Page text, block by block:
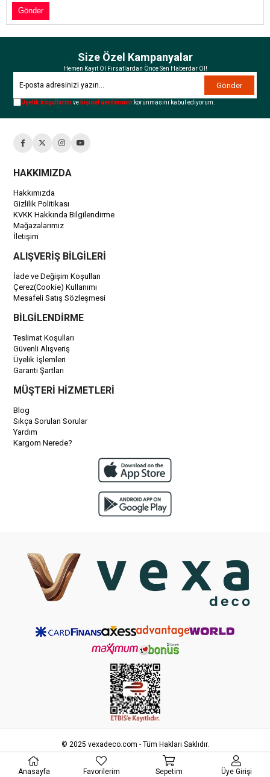
Size Özel Kampanyalar
Hemen Kayıt Ol Fırsatlardan Önce Sen Haberdar Ol!
Gönder
Üyelik koşullarınıve kişisel verilerimin korunmasını kabul ediyorum.
HAKKIMIZDA
Hakkımızda
Gizlilik Politikası
KVKK Hakkında Bilgilendirme
Mağazalarımız
İletişim
ALIŞVERİŞ BİLGİLERİ
İade ve Değişim Koşulları
Çerez(Cookie) Kullanımı
Mesafeli Satış Sözleşmesi
BİLGİLENDİRME
Teslimat Koşulları
Güvenli Alışveriş
Üyelik İşlemleri
Garanti Şartları
MÜŞTERİ HİZMETLERİ
Blog
Sıkça Sorulan Sorular
Yardım
Kargom Nerede?
© 2025 vexadeco.com - Tüm Hakları Saklıdır.
Anasayfa Favorilerim Sepetim Üye Girişi